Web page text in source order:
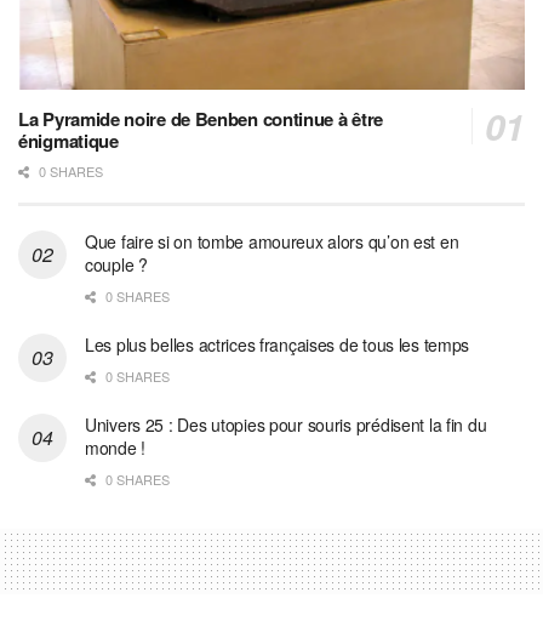
La Pyramide noire de Benben continue à être
énigmatique
0 SHARES
Que faire si on tombe amoureux alors qu’on est en
couple ?
0 SHARES
Les plus belles actrices françaises de tous les temps
0 SHARES
Univers 25 : Des utopies pour souris prédisent la fin du
monde !
0 SHARES